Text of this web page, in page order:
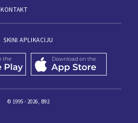
KONTAKT
SKINI APLIKACIJU
© 1995 - 2026, B92